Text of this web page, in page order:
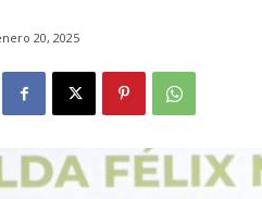
20, 2025